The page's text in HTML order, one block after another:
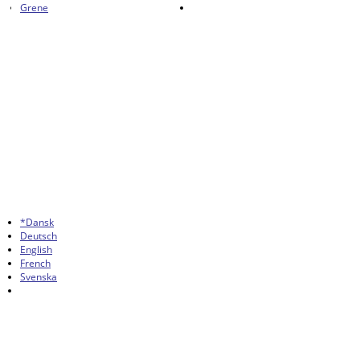
Grene
*Dansk
Deutsch
English
French
Svenska